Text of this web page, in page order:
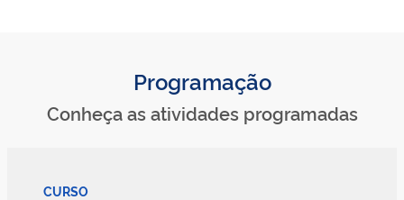
Programação
Conheça as atividades programadas
CURSO